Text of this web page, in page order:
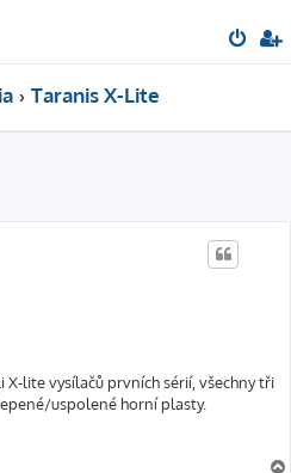
Taranis X-Lite
lite vysílačů prvních sérií, všechny tři
uspolené horní plasty.